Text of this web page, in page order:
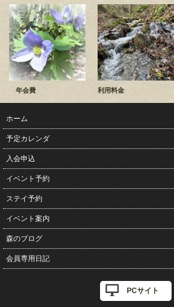
年会費 利用料金
ホーム
予定カレンダ
入会申込
イベント予約
ステイ予約
イベント案内
森のブログ
会員専用日記
PCサイト